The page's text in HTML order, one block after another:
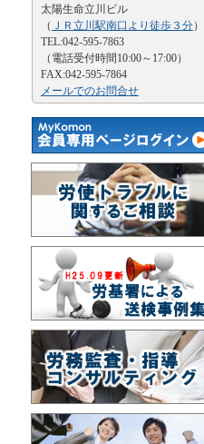
太陽生命立川ビル
（ ＪＲ立川駅南口より徒歩３分）
TEL:042-595-7863
（電話受付時間10:00～17:00）
FAX:042-595-7864
メールでのお問合せ